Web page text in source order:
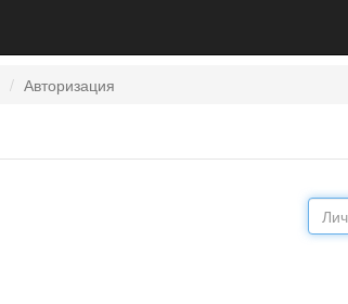
Авторизация